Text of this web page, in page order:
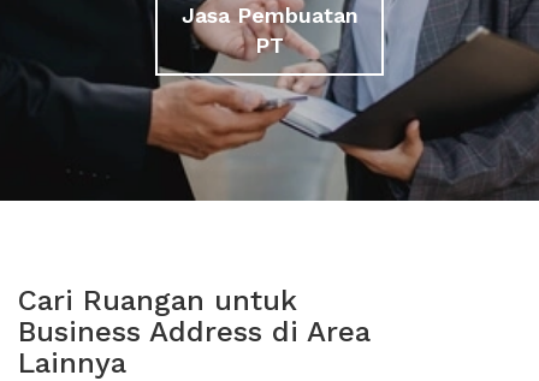
Jasa Pembuatan
PT
Cari Ruangan untuk
Business Address di Area
Lainnya